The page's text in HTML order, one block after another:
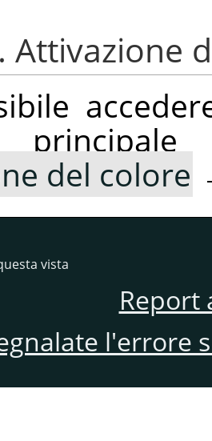
Attivazione
del colore
vista
Report
l'errore